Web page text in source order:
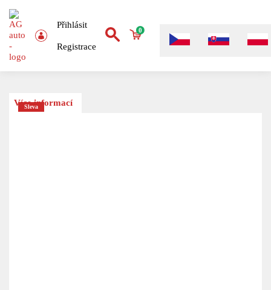
Přihlásit
Registrace
0
Více informací
Sleva